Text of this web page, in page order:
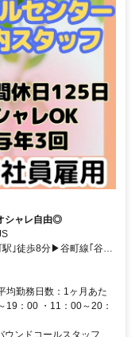
シャレ自由◎
｣徒歩8分▶谷町線｢谷町
駅｣徒歩10分▶交通費全
均勤務日数：1ヶ月あた
19：00 ・11：00～20：
ンドコールスタッフ、